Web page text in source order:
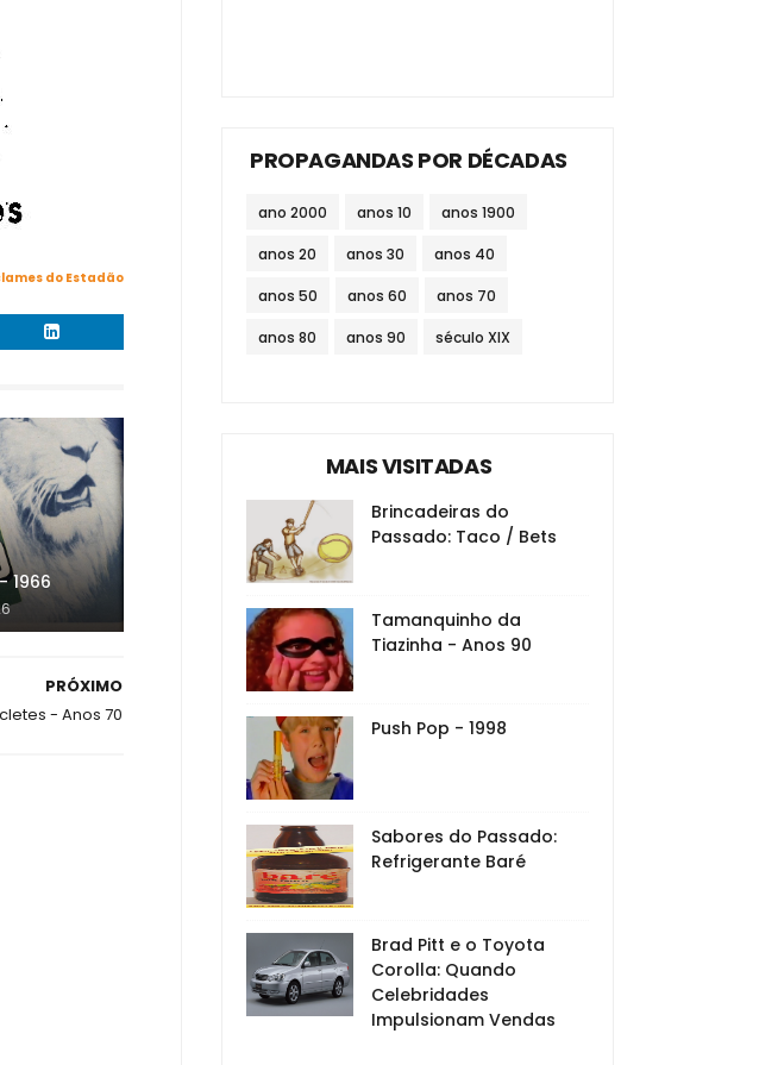
do Estadão
1966
PRÓXIMO
- Anos 70
PROPAGANDAS POR DÉCADAS
ano 2000 anos 10 anos 1900
anos 20 anos 30 anos 40
anos 50 anos 60 anos 70
anos 80 anos 90 século XIX
MAIS VISITADAS
Brincadeiras do
Passado: Taco / Bets
Tamanquinho da
Tiazinha - Anos 90
Push Pop - 1998
Sabores do Passado:
Refrigerante Baré
Brad Pitt e o Toyota
Corolla: Quando
Celebridades
Impulsionam Vendas